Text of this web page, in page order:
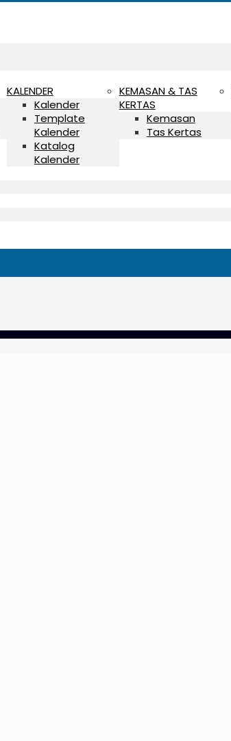
KALENDER
Kalender
Template
Kalender
Katalog
Kalender
KEMASAN & TAS
KERTAS
Kemasan
Tas Kertas